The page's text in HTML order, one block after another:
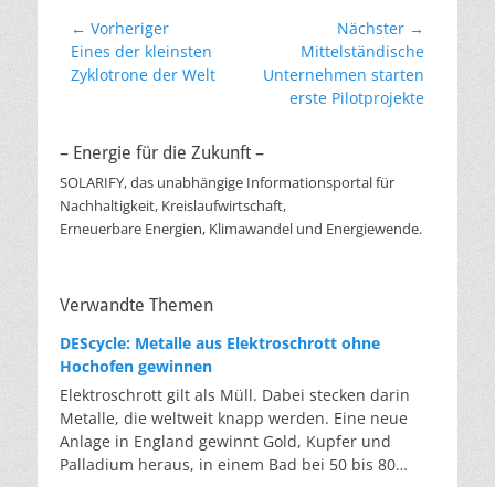
Beitragsnavigation
← Vorheriger
Vorheriger
Beitrag:
Eines der kleinsten
Zyklotrone der Welt
Nächster →
Nächster
Beitrag:
Mittelständische
Unternehmen starten
erste Pilotprojekte
– Energie für die Zukunft –
SOLARIFY, das unabhängige Informationsportal für
Nachhaltigkeit, Kreislaufwirtschaft,
Erneuerbare Energien, Klimawandel und Energiewende.
Verwandte Themen
DEScycle: Metalle aus Elektroschrott ohne
Hochofen gewinnen
Elektroschrott gilt als Müll. Dabei stecken darin
Metalle, die weltweit knapp werden. Eine neue
Anlage in England gewinnt Gold, Kupfer und
Palladium heraus, in einem Bad bei 50 bis 80